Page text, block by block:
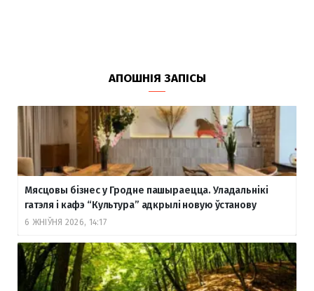
АПОШНІЯ ЗАПІСЫ
Мясцовы бізнес у Гродне пашыраецца. Уладальнікі
гатэля і кафэ “Культура” адкрылі новую ўстанову
6 ЖНІЎНЯ 2026, 14:17